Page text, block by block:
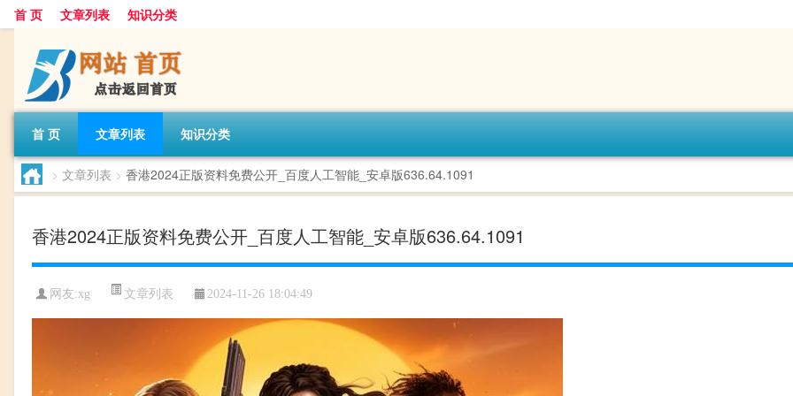
首 页 文章列表 知识分类
首 页 文章列表 知识分类
> 文章列表 > 香港2024正版资料免费公开_百度人工智能_安卓版636.64.1091
香港2024正版资料免费公开_百度人工智能_安卓版636.64.1091
网友:xg 文章列表 2024-11-26 18:04:49